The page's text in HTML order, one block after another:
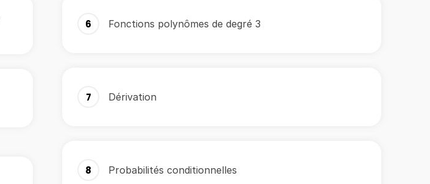
6 Fonctions polynômes de degré 3
7 Dérivation
8 Probabilités conditionnelles